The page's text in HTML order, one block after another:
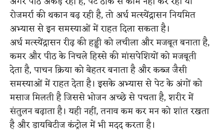
रोजमर्रा की थकान बढ़ रही है, तो अर्ध मत्स्येंद्रासन नियमित
अभ्यास से इन समस्याओं में राहत दिला सकता है।
अर्ध मत्स्येंद्रासन रीढ़ की हड्डी को लचीला और मजबूत बनाता है,
कमर और पीठ के निचले हिस्से की मांसपेशियों को मजबूती
देता है, पाचन क्रिया को बेहतर बनाता है और कब्ज जैसी
समस्याओं में राहत देता है। इसके अभ्यास से पेट के अंगों को
मसाज मिलती है जिससे भोजन अच्छे से पचता है, शरीर में
संतुलन बढ़ाता है। यही नहीं, तनाव कम कर मन को शांत रखता
है और डायबिटीज कंट्रोल में भी मदद करता है।